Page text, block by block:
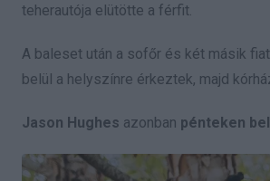
teherautója elütötte a férfit.
A baleset után a sofőr és két másik
belül a helyszínre érkeztek, majd
Jason Hughes azonban pénteken